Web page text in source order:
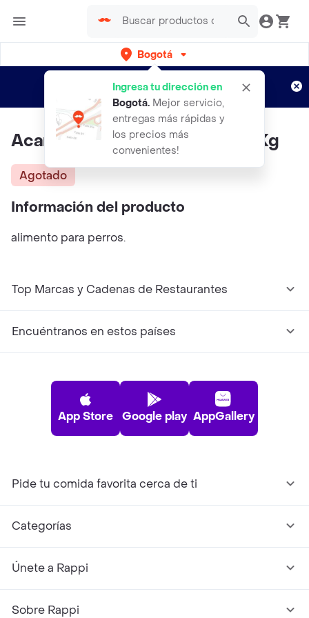
Bogotá
Ingresa tu dirección en
Bogotá. Mejor servicio,
entregas más rápidas y
los precios más
convenientes!
envíos gratis por semanas
Aplican TyC
Acana® Fresh Water Fish 11.4 Kg
Agotado
Información del producto
alimento para perros.
Top Marcas y Cadenas de Restaurantes
Encuéntranos en estos países
App Store Google play AppGallery
Pide tu comida favorita cerca de ti
Categorías
Únete a Rappi
Sobre Rappi